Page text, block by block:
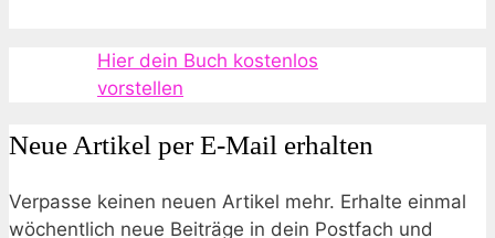
Hier dein Buch kostenlos
vorstellen
Neue Artikel per E-Mail erhalten
Verpasse keinen neuen Artikel mehr. Erhalte einmal
wöchentlich neue Beiträge in dein Postfach und